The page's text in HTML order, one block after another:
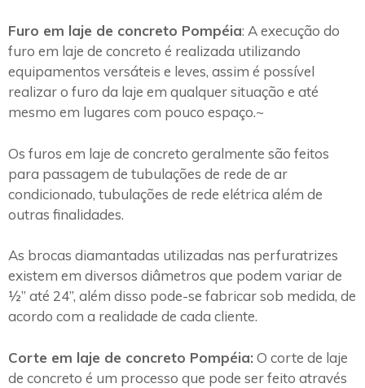
Furo em laje de concreto Pompéia: A execução do
furo em laje de concreto é realizada utilizando
equipamentos versáteis e leves, assim é possível
realizar o furo da laje em qualquer situação e até
mesmo em lugares com pouco espaço.~
Os furos em laje de concreto geralmente são feitos
para passagem de tubulações de rede de ar
condicionado, tubulações de rede elétrica além de
outras finalidades.
As brocas diamantadas utilizadas nas perfuratrizes
existem em diversos diâmetros que podem variar de
½” até 24”, além disso pode-se fabricar sob medida, de
acordo com a realidade de cada cliente.
Corte em laje de concreto Pompéia: O corte de laje
de concreto é um processo que pode ser feito através